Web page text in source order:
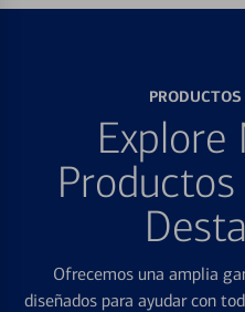
Explore
Ofrecemos una amplia
diseñados para ayudar con